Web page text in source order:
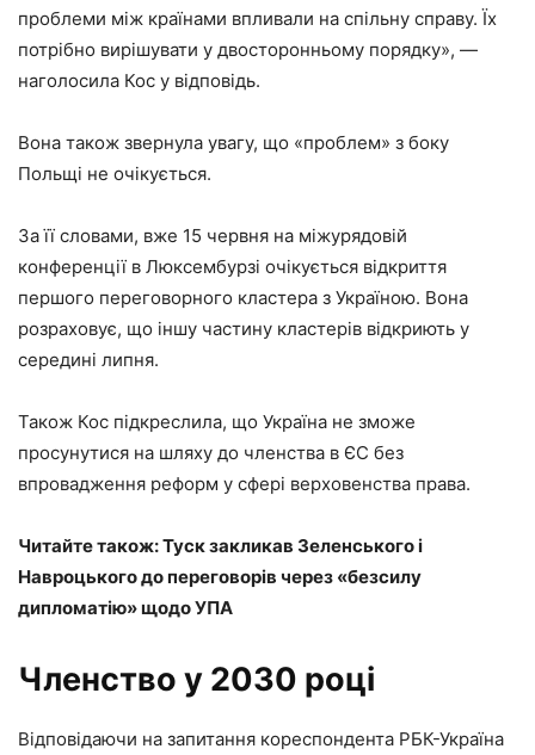
проблеми між країнами впливали на спільну справу. Їх
потрібно вирішувати у двосторонньому порядку», —
наголосила Кос у відповідь.
Вона також звернула увагу, що «проблем» з боку
Польщі не очікується.
За її словами, вже 15 червня на міжурядовій
конференції в Люксембурзі очікується відкриття
першого переговорного кластера з Україною. Вона
розраховує, що іншу частину кластерів відкриють у
середині липня.
Також Кос підкреслила, що Україна не зможе
просунутися на шляху до членства в ЄС без
впровадження реформ у сфері верховенства права.
Читайте також: Туск закликав Зеленського і
Навроцького до переговорів через «безсилу
дипломатію» щодо УПА
Членство у 2030 році
Відповідаючи на запитання кореспондента РБК-Україна